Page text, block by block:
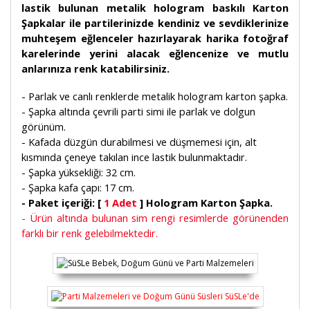
lastik bulunan metalik hologram baskılı Karton
Şapkalar ile partilerinizde kendiniz ve sevdiklerinize
muhteşem eğlenceler hazırlayarak harika fotoğraf
karelerinde yerini alacak eğlencenize ve mutlu
anlarınıza renk katabilirsiniz.
- Parlak ve canlı renklerde metalik hologram karton şapka.
- Şapka altında çevrili parti simi ile parlak ve dolgun
görünüm.
- Kafada düzgün durabilmesi ve düşmemesi için, alt
kısmında çeneye takılan ince lastik bulunmaktadır.
- Şapka yüksekliği: 32 cm.
- Şapka kafa çapı: 17 cm.
- Paket içeriği: [ 1 Adet ] Hologram Karton Şapka.
- Ürün altında bulunan sim rengi resimlerde görünenden
farklı bir renk gelebilmektedir.